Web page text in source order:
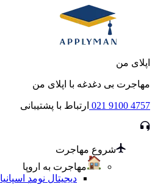
اپلای من
مهاجرت بی دغدغه با اپلای من
021 9100 4757 ارتباط با پشتیبانی
شروع مهاجرت
مهاجرت به اروپا
دیجیتال نومد اسپانیا